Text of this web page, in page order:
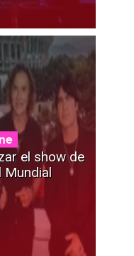
el show de
Mundial